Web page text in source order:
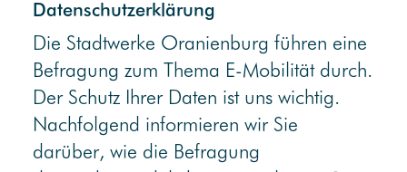
Datenschutzerklärung
Die Stadtwerke Oranienburg führen eine
Befragung zum Thema E-Mobilität durch.
Der Schutz Ihrer Daten ist uns wichtig.
Nachfolgend informieren wir Sie
darüber, wie die Befragung